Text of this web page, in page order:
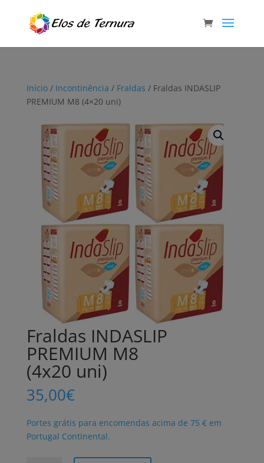
Início/ Incontinência / Fraldas / Fraldas INDASLIP
PREMIUM M8 (4×20 uni)
Fraldas INDASLIP
PREMIUM M8
(4x20 uni)
35,00€
Portes grátis para encomendas acima de 75 € em
Portugal Continental.